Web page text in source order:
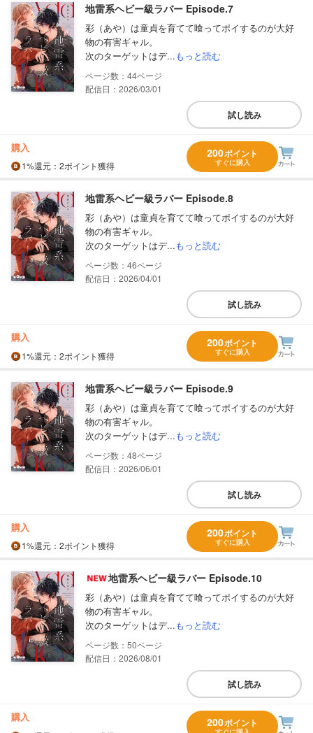
地雷系ヘビー級ラバー Episode.7
彩（あや）は童貞を育てて喰ってポイするのが大好
物の有害ギャル。
次のターゲットはデ...もっと読む
44
配信日：2026/03/01
試し読み
購入
1%還元 ：2ポイント獲得
200ポイント
すぐに購入
地雷系ヘビー級ラバー Episode.8
彩（あや）は童貞を育てて喰ってポイするのが大好
物の有害ギャル。
次のターゲットはデ...もっと読む
46
配信日：2026/04/01
試し読み
購入
1%還元 ：2ポイント獲得
200ポイント
すぐに購入
地雷系ヘビー級ラバー Episode.9
彩（あや）は童貞を育てて喰ってポイするのが大好
物の有害ギャル。
次のターゲットはデ...もっと読む
48
配信日：2026/06/01
試し読み
購入
1%還元 ：2ポイント獲得
200ポイント
すぐに購入
地雷系ヘビー級ラバー Episode.10
彩（あや）は童貞を育てて喰ってポイするのが大好
物の有害ギャル。
次のターゲットはデ...もっと読む
50
配信日：2026/08/01
試し読み
購入 200ポイント